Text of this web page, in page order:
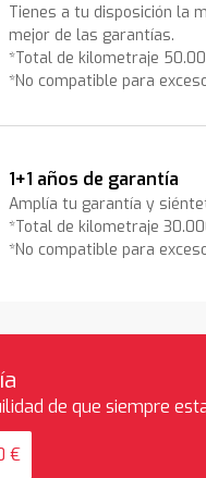
Tienes a tu disposición la
mejor de las garantías.
*Total de kilometraje
*No compatible para
1+1 años de garantía
Amplía tu garantía y
*Total de kilometraje
*No compatible para
de que siempre
€